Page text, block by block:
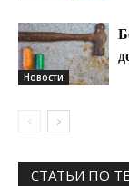
Новости
СТАТЬИ ПО